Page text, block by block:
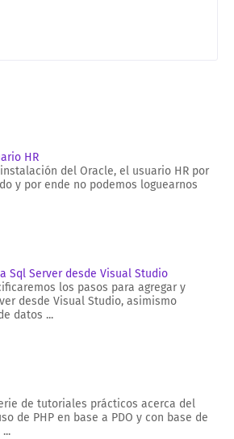
HR
del Oracle, el usuario HR por
y por ende no podemos loguearnos
Sql Server desde Visual Studio
los pasos para agregar y
desde Visual Studio, asimismo
datos ...
de tutoriales prácticos acerca del
de PHP en base a PDO y con base de